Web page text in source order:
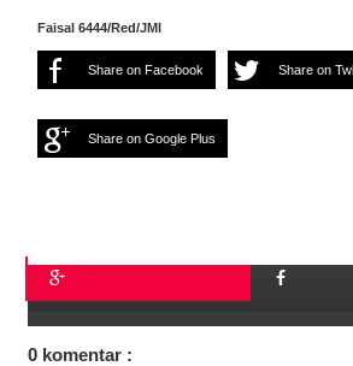
Faisal 6444/Red/JMI
Share on Facebook Share on
Share on Google Plus
0 komentar :